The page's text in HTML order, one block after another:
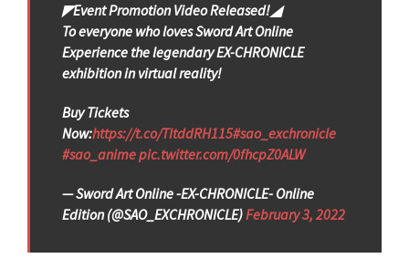
◤Event Promotion Video Released!◢
To everyone who loves Sword Art Online
Experience the legendary EX-CHRONICLE
exhibition in virtual reality!
Buy Tickets
Now:https://t.co/TItddRH115#sao_exchronicle
#sao_animepic.twitter.com/0fhcpZ0ALW
— Sword Art Online -EX-CHRONICLE- Online
Edition (@SAO_EXCHRONICLE)February 3, 2022